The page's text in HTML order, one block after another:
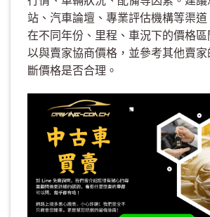
站、汽車論壇、專業評估機構等渠
在不同年份、里程、車況下的價格
以與賣家協商價格，並參考其他賣家
斷價格是否合理。